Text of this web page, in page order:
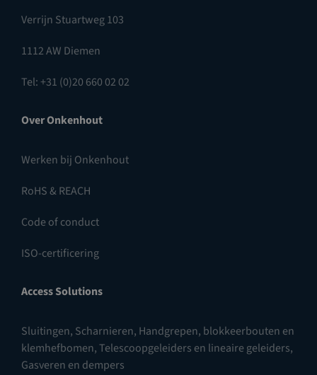
Verrijn Stuartweg 103
1112 AW Diemen
Tel: +31 (0)20 660 02 02
Over Onkenhout
Werken bij Onkenhout
RoHS & REACH
Code of conduct
ISO-certificering
Access Solutions
Sluitingen, Scharnieren, Handgrepen, blokkeerbouten en
klemhefbomen,Telescoopgeleiders en lineaire geleiders,
Gasveren en dempers